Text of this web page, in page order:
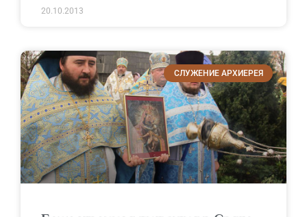
20.10.2013
СЛУЖЕНИЕ АРХИЕРЕЯ